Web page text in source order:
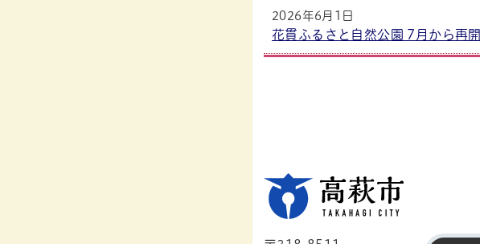
2026年6月1日
花貫ふるさと自然公園 7月から再開
2026年4月10日
高戸前浜海岸シャワーの使用再開
2026年3月4日